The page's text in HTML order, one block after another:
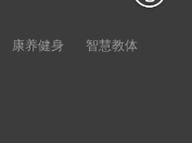
康养健身 智慧教体